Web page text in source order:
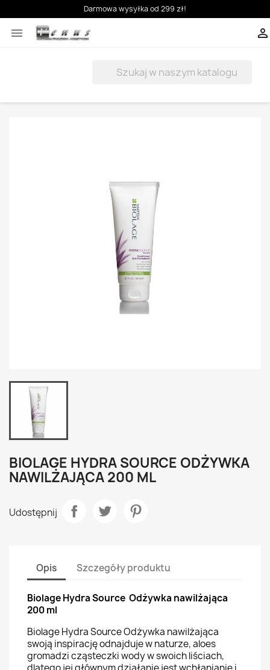
Darmowa wysyłka od 299 zł!
 
BIOLAGE HYDRA SOURCE ODŻYWKA
NAWILŻAJĄCA 200 ML
Udostępnij
Opis Szczegóły produktu
Biolage Hydra Source Odżywka nawilżająca
200 ml
Biolage Hydra Source Odżywka nawilżająca
swoją inspirację odnajduje w naturze, aloes
gromadzi cząsteczki wody w swoich liściach,